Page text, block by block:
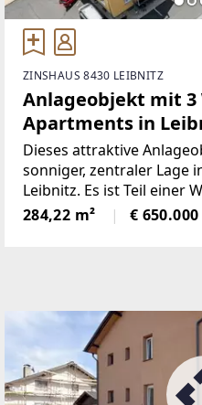
ZINSHAUS 8430 LEIBNITZ
Anlageobjekt mit 3
Apartments in
Dieses attraktive
sonniger, zentraler Lage
Leibnitz. Es ist Teil einer
19 Einheiten und verfügt
Eingang sowie eine
284,22 m² € 650.000